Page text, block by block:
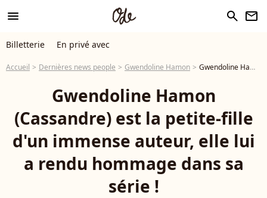
menu search newsletter
Billetterie En privé avec
Accueil Dernières news people Gwendoline Hamon Gwendoline Hamon (Cassandre) est la petite-fille d'un immense auteur, elle lui a rendu hommage dans sa série !
Gwendoline Hamon
(Cassandre) est la petite-fille
d'un immense auteur, elle lui
a rendu hommage dans sa
série !